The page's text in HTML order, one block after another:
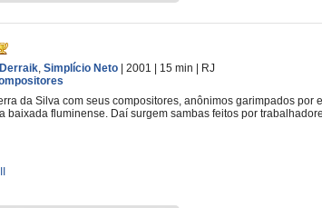
, Simplício Neto | 2001 | 15 min
RJ
da Silva com seus compositores, anônimos garimpados por
baixada fluminense. Daí surgem sambas feitos por